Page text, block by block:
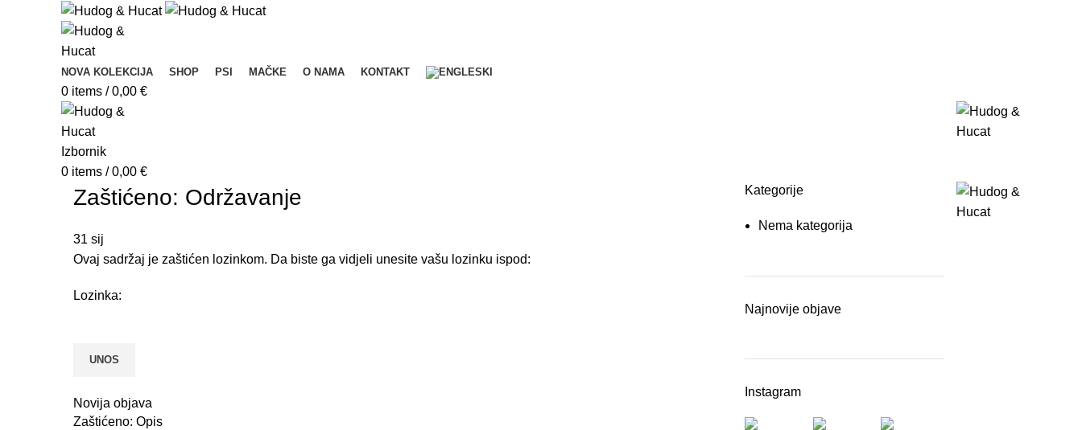
NOVA KOLEKCIJA SHOP PSI MAČKE O NAMA KONTAKT
0 items / 0,00 €
Izbornik
0 items / 0,00 €
Zaštićeno: Održavanje
31 sij
Ovaj sadržaj je zaštićen lozinkom. Da biste ga vidjeli unesite vašu lozinku ispod:
Lozinka:
Novija objava
Zaštićeno: Opis
Kategorije
Nema kategorija
Najnovije objave
Instagram